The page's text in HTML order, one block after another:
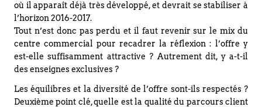
où il apparaît déjà très développé, et devrait se stabiliser à
l’horizon 2016-2017.
Tout n’est donc pas perdu et il faut revenir sur le mix du
centre commercial pour recadrer la réflexion : l’offre y
est-elle suffisamment attractive ? Autrement dit, y a-t-il
des enseignes exclusives ?
Les équilibres et la diversité de l’offre sont-ils respectés ?
Deuxième point clé, quelle est la qualité du parcours client